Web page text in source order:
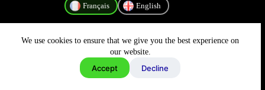
We use cookies to ensure that we give you the best experience on
our website.
Accept Decline
Français English
Politique de confidentialité
Copyright © 2026 - MyConnectivity